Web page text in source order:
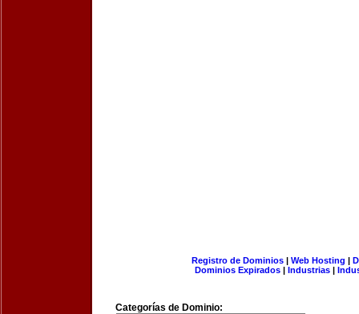
Registro de Dominios| Web Hosting |
Dominios Expirados | Industrias |
Categorías de Dominio: